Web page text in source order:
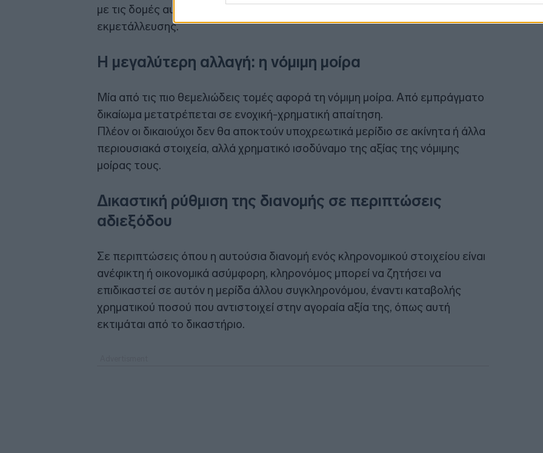
με τις δομές αυτές, με στόχο την αποτροπή αθέμιτου επηρεασμού ή
εκμετάλλευσης.
Η μεγαλύτερη αλλαγή: η νόμιμη μοίρα
Μία από τις πιο θεμελιώδεις τομές αφορά τη νόμιμη μοίρα. Από εμπράγματο
δικαίωμα μετατρέπεται σε ενοχική-χρηματική απαίτηση.
Πλέον οι δικαιούχοι δεν θα αποκτούν υποχρεωτικά μερίδιο σε ακίνητα ή άλλα
περιουσιακά στοιχεία, αλλά χρηματικό ισοδύναμο της αξίας της νόμιμης
μοίρας τους.
Δικαστική ρύθμιση της διανομής σε περιπτώσεις
αδιεξόδου
Σε περιπτώσεις όπου η αυτούσια διανομή ενός κληρονομικού στοιχείου είναι
ανέφικτη ή οικονομικά ασύμφορη, κληρονόμος μπορεί να ζητήσει να
επιδικαστεί σε αυτόν η μερίδα άλλου συγκληρονόμου, έναντι καταβολής
χρηματικού ποσού που αντιστοιχεί στην αγοραία αξία της, όπως αυτή
εκτιμάται από το δικαστήριο.